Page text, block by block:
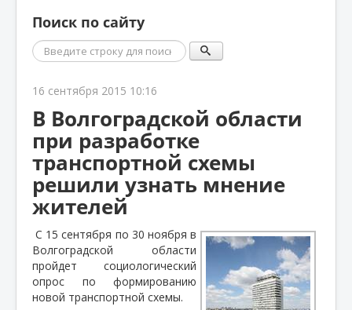
Поиск по сайту
Поиск
16 сентября 2015 10:16
В Волгоградской области
при разработке
транспортной схемы
решили узнать мнение
жителей
С 15 сентября по 30 ноября в
Волгоградской области
пройдет социологический
опрос по формированию
новой транспортной схемы.